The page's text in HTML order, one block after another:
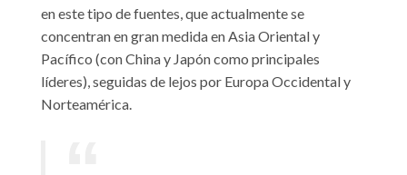
en este tipo de fuentes, que actualmente se
concentran en gran medida en Asia Oriental y
Pacífico (con China y Japón como principales
líderes), seguidas de lejos por Europa Occidental y
Norteamérica.